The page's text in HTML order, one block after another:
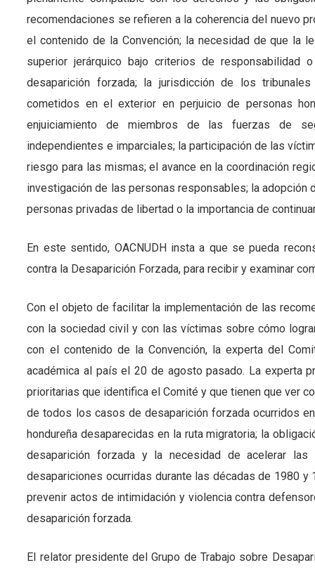
recomendaciones se refieren a la coherencia del nuevo
el contenido de la Convención; la necesidad de que la
superior jerárquico bajo criterios de responsabilidad
desaparición forzada; la jurisdicción de los
cometidos en el exterior en perjuicio de personas
enjuiciamiento de miembros de las fuerzas de
independientes e imparciales; la participación de las
riesgo para las mismas; el avance en la coordinación
investigación de las personas responsables; la adopción
personas privadas de libertad o la importancia de
En este sentido, OACNUDH insta a que se pueda
contra la Desaparición Forzada, para recibir y examinar
Con el objeto de facilitar la implementación de las
con la sociedad civil y con las víctimas sobre cómo
con el contenido de la Convención, la experta del
académica al país el 20 de agosto pasado. La experta
prioritarias que identifica el Comité y que tienen que ver
de todos los casos de desaparición forzada ocurridos
hondureña desaparecidas en la ruta migratoria; la
desaparición forzada y la necesidad de acelerar
desapariciones ocurridas durante las décadas de 1980
prevenir actos de intimidación y violencia contra
desaparición forzada.
El relator presidente del Grupo de Trabajo sobre